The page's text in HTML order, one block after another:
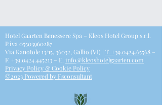
Hotel Gaarten Benessere Spa – Kleos Hotel Group s.r.l.
P.iva 05503960287
Via Kanotole 13/15, 36032, Gallio (VI) | T. +39.0424.65568 –
F. +39.0424.445213 – E. info@kleoshotelgaarten.com
Privacy Policy & Cookie Policy​
©2023 Powered by Fsconsultant